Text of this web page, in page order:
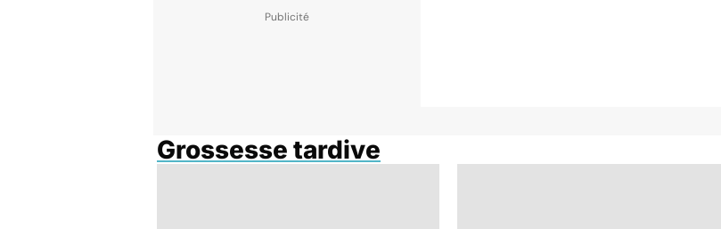
Grossesse tardive